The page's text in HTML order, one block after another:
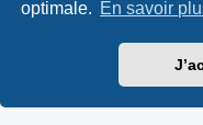
optimale. En savoir